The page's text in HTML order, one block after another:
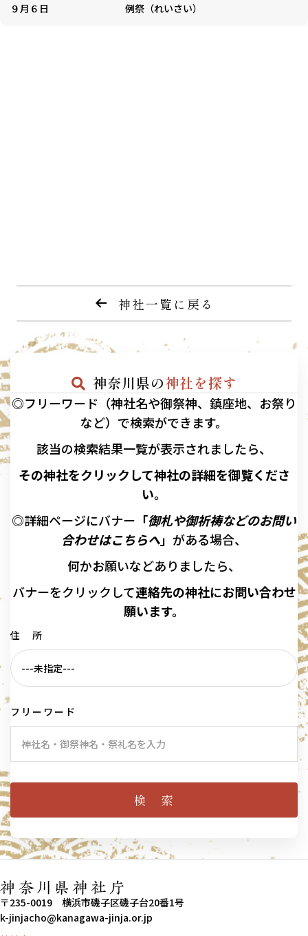
９月６日 例祭（れいさい）
神社一覧に戻る
神奈川県の神社を探す
◎フリーワード（神社名や御祭神、鎮座地、お祭り
など）で検索ができます。
該当の検索結果一覧が表示されましたら、
その神社をクリックして神社の詳細を御覧くださ
い。
◎詳細ページにバナー 「御札や御祈祷などのお問い
合わせはこちらへ」 がある場合、
何かお願いなどありましたら、
バナーをクリックして連絡先の神社にお問い合わせ
願います。
住 所
フリーワード
〒235-0019 横浜市磯子区磯子台20番1号
k-jinjacho@kanagawa-jinja.or.jp